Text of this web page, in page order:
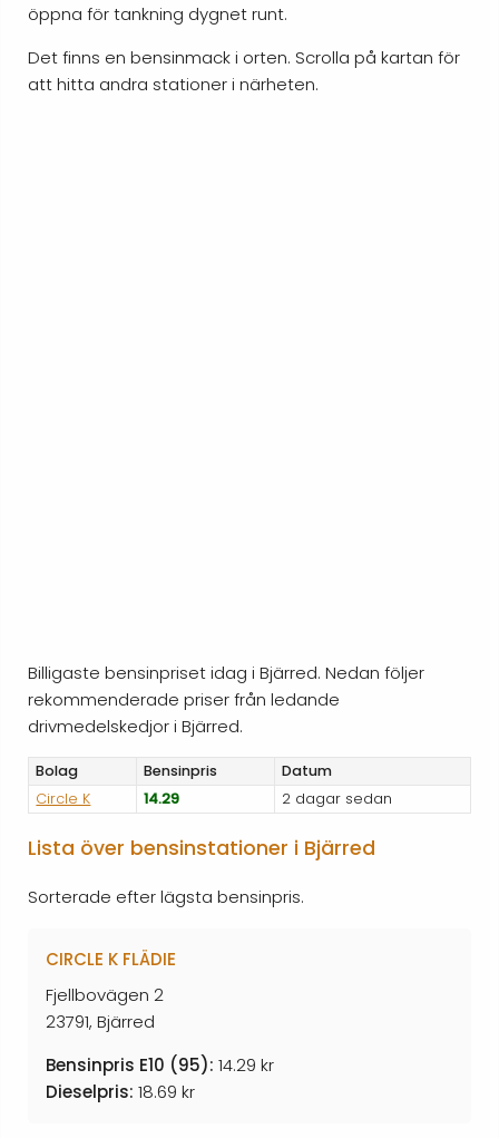
öppna för tankning dygnet runt.
Det finns en bensinmack i orten. Scrolla på kartan för
att hitta andra stationer i närheten.
Billigaste bensinpriset idag i Bjärred. Nedan följer
rekommenderade priser från ledande
drivmedelskedjor i Bjärred.
Bolag Bensinpris
Datum
Circle K
14.29 2 dagar sedan
Lista över bensinstationer i Bjärred
Sorterade efter lägsta bensinpris.
CIRCLE K FLÄDIE
Fjellbovägen 2
23791, Bjärred
Bensinpris E10 (95): 14.29 kr
Dieselpris: 18.69 kr